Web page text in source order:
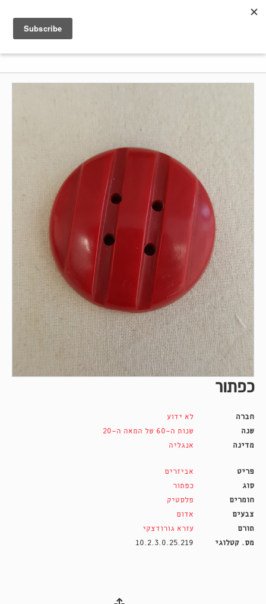
כפתור
חברה
לא ידוע
שנה
שנות ה-60 של המאה ה-20
מדינה
אנגליה
פריט
אביזרים
סוג
כפתור
חומרים
פלסטיק
צבעים
אדום
תורם
עזרא גורודצקי
מס. קטלוגי
10.2.3.0.25.219